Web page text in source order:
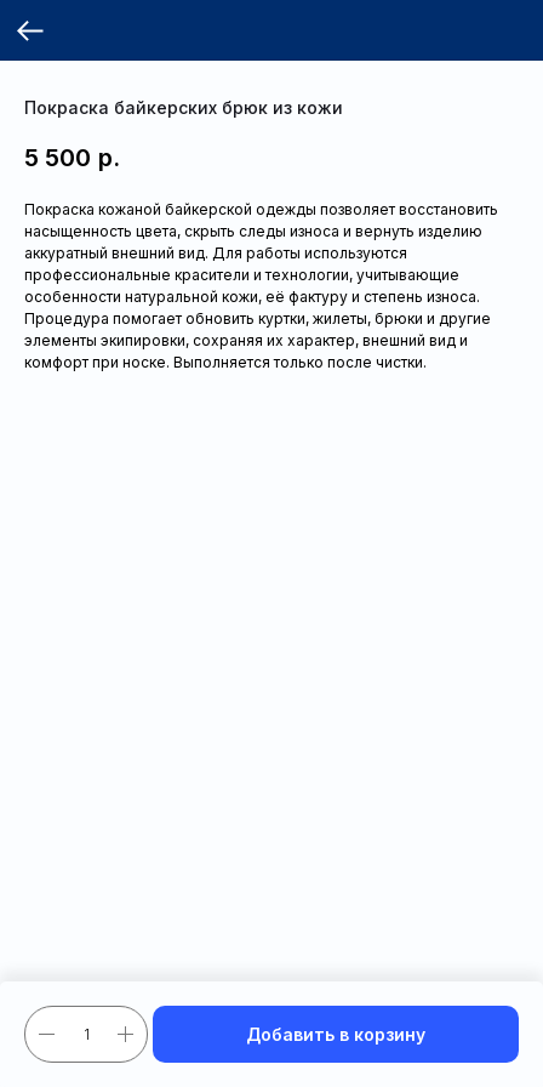
Покраска байкерских брюк из кожи
5 500 р.
Добавить в корзину
Покраска кожаной байкерской одежды позволяет восстановить
насыщенность цвета, скрыть следы износа и вернуть изделию
аккуратный внешний вид. Для работы используются
профессиональные красители и технологии, учитывающие
особенности натуральной кожи, её фактуру и степень износа.
Процедура помогает обновить куртки, жилеты, брюки и другие
элементы экипировки, сохраняя их характер, внешний вид и
комфорт при носке. Выполняется только после чистки.